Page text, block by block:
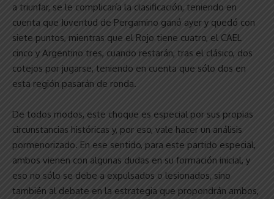
a triunfar, se le complicaría la clasificación, teniendo en
cuenta que Juventud de Pergamino ganó ayer y quedó con
siete puntos, mientras que el Rojo tiene cuatro, el CAEL
cinco y Argentino tres, cuando restarán, tras el clásico, dos
cotejos por jugarse, teniendo en cuenta que sólo dos en
esta región pasarán de ronda.
De todos modos, este choque es especial por sus propias
circunstancias históricas y, por eso, vale hacer un análisis
pormenorizado. En ese sentido, para este partido especial,
ambos vienen con algunas dudas en su formación inicial, y
eso no sólo se debe a expulsados o lesionados, sino
también al debate en la estrategia que propondrán ambos,